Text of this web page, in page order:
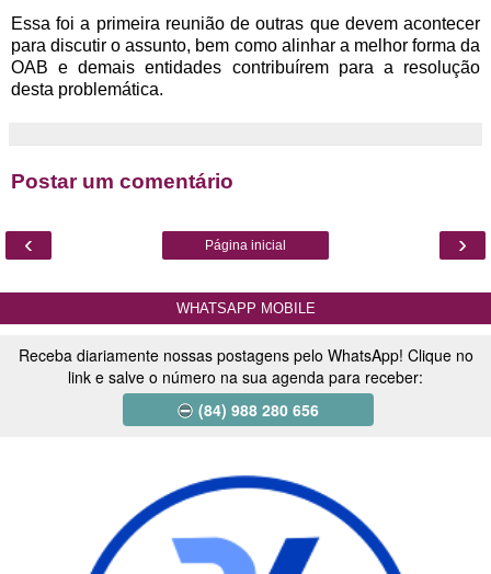
Essa foi a primeira reunião de outras que devem acontecer
para discutir o assunto, bem como alinhar a melhor forma da
OAB e demais entidades contribuírem para a resolução
desta problemática.
Postar um comentário
‹ ›
Página inicial
WHATSAPP MOBILE
Receba diariamente nossas postagens pelo WhatsApp! Clique no
link e salve o número na sua agenda para receber:
(84) 988 280 656